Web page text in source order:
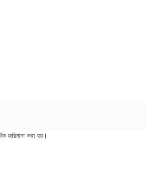
জরিমানা করা হয়।